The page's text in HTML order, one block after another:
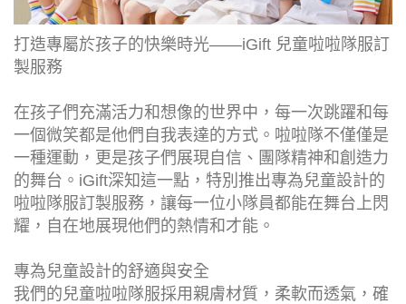
打造專屬於孩子的快樂時光——iGift 兒童啦啦隊服訂
製服務
在孩子們充滿活力和想像的世界中，每一次跳躍和每
一個微笑都是他們自我表達的方式。啦啦隊不僅僅是
一種運動，更是孩子們展現自信、團隊精神和創造力
的舞台。iGift深知這一點，特別推出專為兒童設計的
啦啦隊服訂製服務，讓每一位小隊員都能在舞台上閃
耀，自在地展現他們的熱情和才能。
專為兒童設計的舒適與安全
我們的兒童啦啦隊服採用親膚材質，柔軟而透氣，確